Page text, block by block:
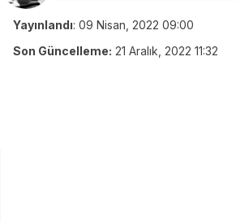
Yayınlandı: 09 Nisan, 2022 09:00
Son Güncelleme: 21 Aralık, 2022 11:32